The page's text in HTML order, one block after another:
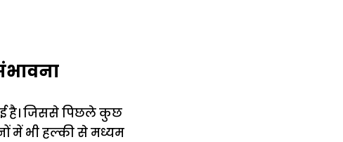
है। जिससे पिछले कुछ
में भी हल्की से मध्यम